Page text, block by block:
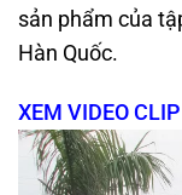
sản phẩm của
Hàn Quốc.
XEM VIDEO